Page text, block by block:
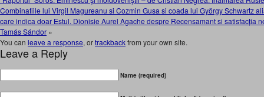
Combinatiile lui Virgil Magureanu si Cozmin Gusa si coada lui György Schwartz
care indica doar Estul. Dionisie Aurel Agache despre Recensamant si satisfacția
Tamás Sándor »
You can leave a response, ortrackbackfrom your own site.
Leave a Reply
Name (required)